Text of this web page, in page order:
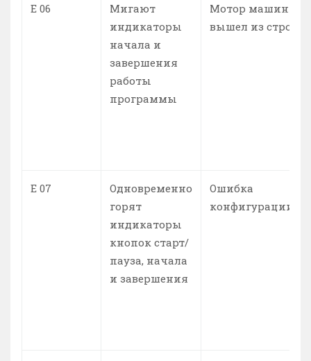
Е 06
Мигают
индикаторы
начала и
завершения
работы
программы
Мотор машины
вышел из строя
Е 07
Одновременно
горят
индикаторы
кнопок старт/
пауза, начала
и завершения
Ошибка
конфигурации